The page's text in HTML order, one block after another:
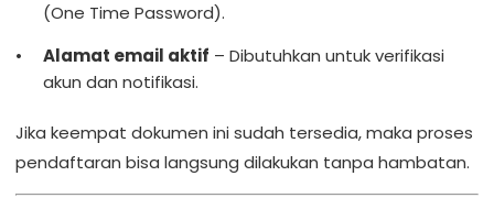
(One Time Password).
Alamat email aktif – Dibutuhkan untuk verifikasi
akun dan notifikasi.
Jika keempat dokumen ini sudah tersedia, maka proses
pendaftaran bisa langsung dilakukan tanpa hambatan.